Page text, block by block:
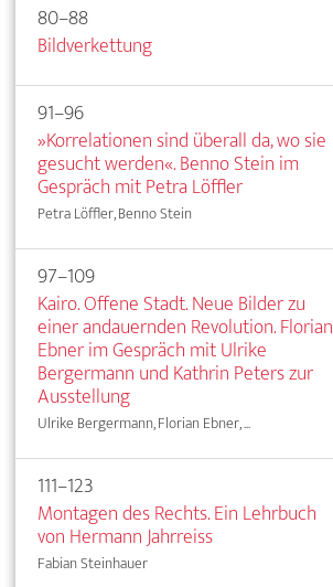
80–88
Bildverkettung
91–96
»Korrelationen sind überall da, wo sie
gesucht werden«. Benno Stein im
Gespräch mit Petra Löffler
Petra Löffler, Benno Stein
97–109
Kairo. Offene Stadt. Neue Bilder zu
einer andauernden Revolution. Florian
Ebner im Gespräch mit Ulrike
Bergermann und Kathrin Peters zur
Ausstellung
Ulrike Bergermann, Florian Ebner, ...
111–123
Montagen des Rechts. Ein Lehrbuch
von Hermann Jahrreiss
Fabian Steinhauer